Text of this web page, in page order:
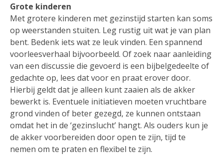
Grote kinderen
Met grotere kinderen met gezinstijd starten kan soms
op weerstanden stuiten. Leg rustig uit wat je van plan
bent. Bedenk iets wat ze leuk vinden. Een spannend
voorleesverhaal bijvoorbeeld. Of zoek naar aanleiding
van een discussie die gevoerd is een bijbelgedeelte of
gedachte op, lees dat voor en praat erover door.
Hierbij geldt dat je alleen kunt zaaien als de akker
bewerkt is. Eventuele initiatieven moeten vruchtbare
grond vinden of beter gezegd, ze kunnen ontstaan
omdat het in de ‘gezinslucht’ hangt. Als ouders kun je
de akker voorbereiden door open te zijn, tijd te
nemen om te praten en flexibel te zijn.